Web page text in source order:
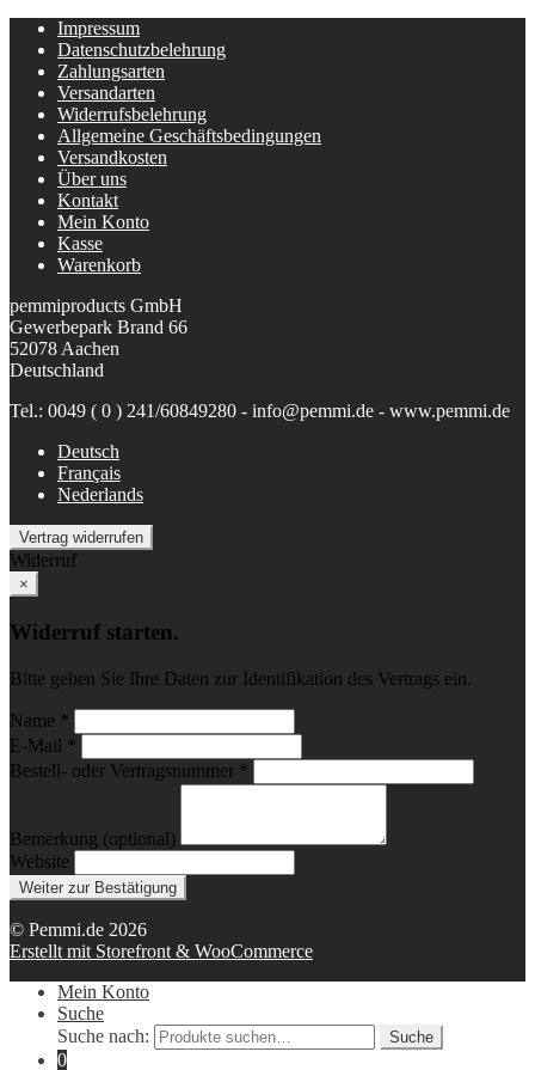
Impressum
Datenschutzbelehrung
Zahlungsarten
Versandarten
Widerrufsbelehrung
Allgemeine Geschäftsbedingungen
Versandkosten
Über uns
Kontakt
Mein Konto
Kasse
Warenkorb
pemmiproducts GmbH
Gewerbepark Brand 66
52078 Aachen
Deutschland
Tel.: 0049 ( 0 ) 241/60849280 - info@pemmi.de - www.pemmi.de
Deutsch
Français
Nederlands
Vertrag widerrufen
Widerruf
×
Widerruf starten.
Bitte geben Sie Ihre Daten zur Identifikation des Vertrags ein.
Name *
E-Mail *
Bestell- oder Vertragsnummer *
Bemerkung (optional)
Website
Weiter zur Bestätigung
© Pemmi.de 2026
Erstellt mit Storefront & WooCommerce
Mein Konto
Suche
Suche nach:
Suche
0